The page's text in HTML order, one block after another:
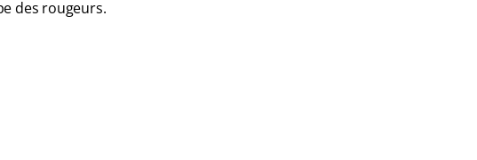
des rougeurs.